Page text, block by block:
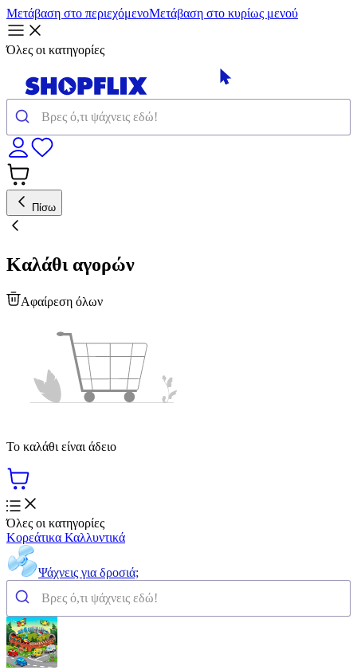
Μετάβαση στο περιεχόμενοΜετάβαση στο κυρίως μενού
Όλες οι κατηγορίες
Πίσω
Καλάθι αγορών
Αφαίρεση όλων
Το καλάθι είναι άδειο
Όλες οι κατηγορίες
Κορεάτικα Καλλυντικά
Ψάχνεις για δροσιά;